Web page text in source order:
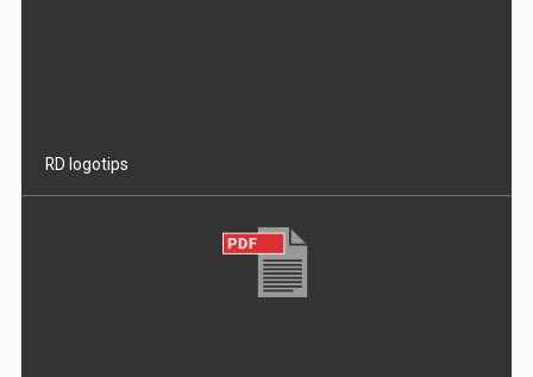
RD logotips